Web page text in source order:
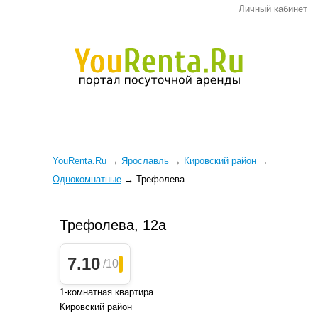
Личный кабинет
YouRenta.Ru → Ярославль → Кировский район →
Однокомнатные → Трефолева
Трефолева, 12а
7.10 /10
1-комнатная квартира
Кировский район